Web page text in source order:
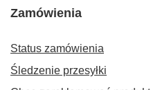
Zamówienia
Status zamówienia
Śledzenie przesyłki